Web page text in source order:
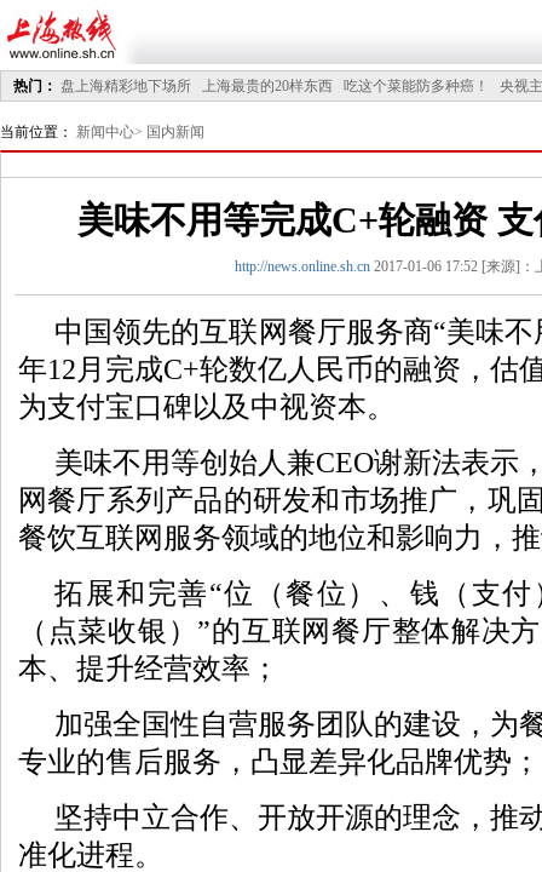
热门： 盘上海精彩地下场所 上海最贵的20样东西 吃这个菜能防多种癌！
央视
第8
当前位置： 新闻中心> 国内新闻
美味不用等完成C+轮融资
http://news.online.sh.cn 2017-01-06 17:52 [来源]：
中国领先的互联网餐厅服务商“美味不
年12月完成C+轮数亿人民币的融资，估
为支付宝口碑以及中视资本。
美味不用等创始人兼CEO谢新法表示
网餐厅系列产品的研发和市场推广，巩
餐饮互联网服务领域的地位和影响力，
拓展和完善“位（餐位）、钱（支
（点菜收银）”的互联网餐厅整体解决
本、提升经营效率；
加强全国性自营服务团队的建设，为
专业的售后服务，凸显差异化品牌优势；
坚持中立合作、开放开源的理念，推
准化进程。